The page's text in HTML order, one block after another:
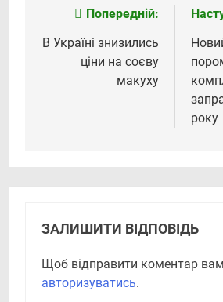
Навігація
записів
Попередній:
В Україні знизились
ціни на соєву
макуху
року
ЗАЛИШИТИ ВІДПОВІДЬ
Щоб відправити коментар
авторизуватись.